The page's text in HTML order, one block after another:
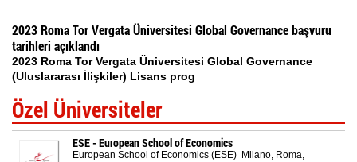
2023 Roma Tor Vergata Üniversitesi Global Governance başvuru
tarihleri açıklandı
2023 Roma Tor Vergata Üniversitesi Global Governance
(Uluslararası İlişkiler) Lisans prog
Özel Üniversiteler
ESE - European School of Economics
European School of Economics (ESE) Milano, Roma,